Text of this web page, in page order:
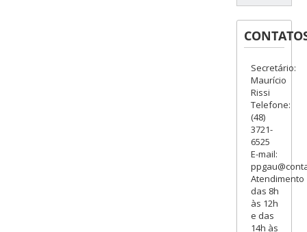
Secretário:
Maurício
Rissi
Telefone:
(48)
3721-
6525
E-mail:
Atendimento
das 8h
às 12h
e das
14h às